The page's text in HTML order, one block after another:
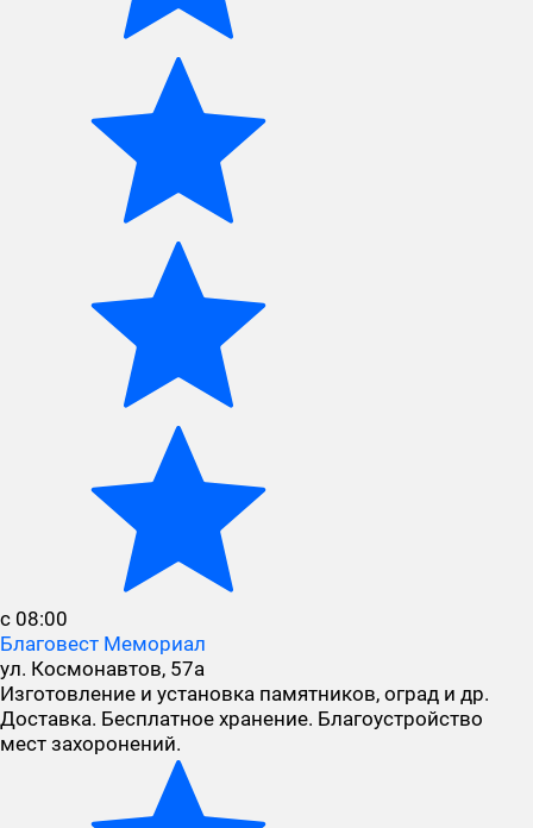
с 08:00
Благовест Мемориал
ул. Космонавтов, 57а
Изготовление и установка памятников, оград и др.
Доставка. Бесплатное хранение. Благоустройство
мест захоронений.